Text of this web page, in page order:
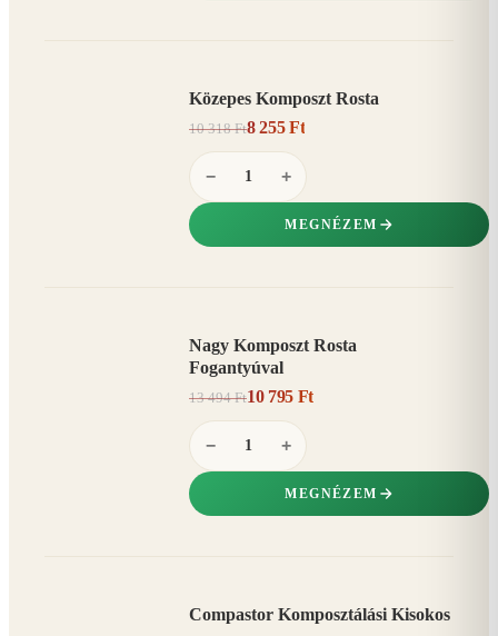
Közepes Komposzt Rosta
10 318 Ft8 255 Ft
− +
MEGNÉZEM
Nagy Komposzt Rosta
Fogantyúval
13 494 Ft10 795 Ft
− +
MEGNÉZEM
Compastor Komposztálási Kisokos